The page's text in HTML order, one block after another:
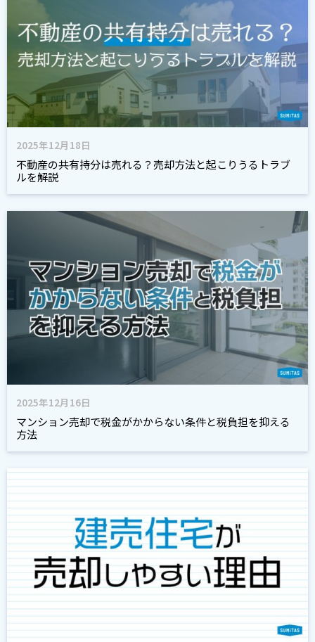
2025年12月18日
不動産の共有持分は売れる？売却方法と起こりうるトラブ
ルを解説
2025年12月16日
マンション売却で税金がかからない条件と税負担を抑える
方法